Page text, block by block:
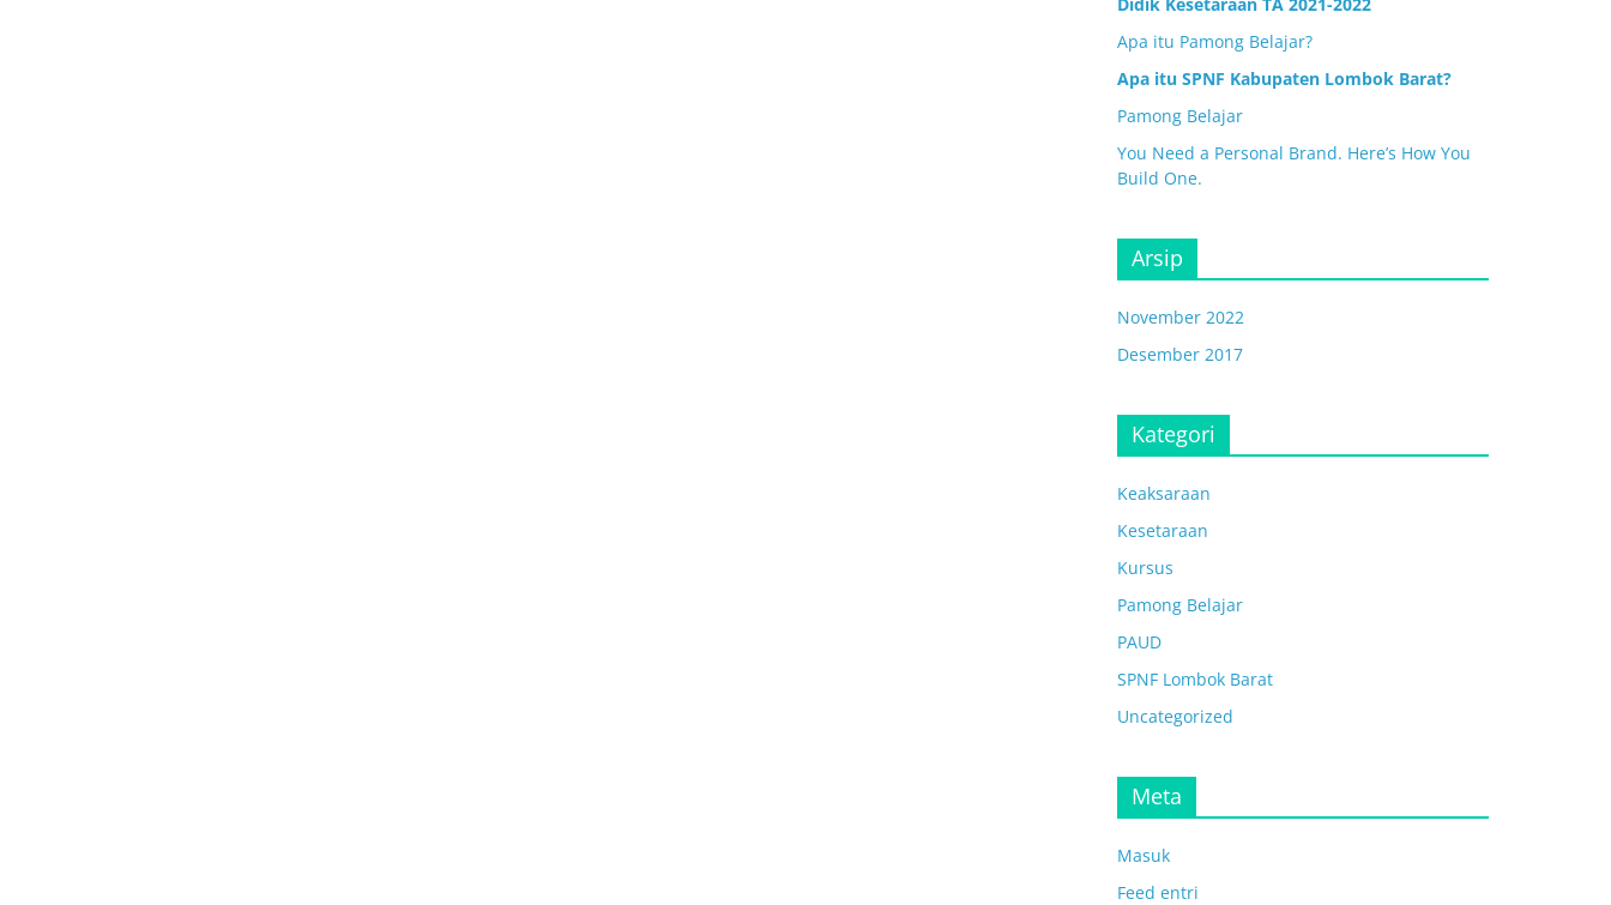
Apa itu Pamong Belajar?
Apa itu SPNF Kabupaten Lombok Barat?
Pamong Belajar
You Need a Personal Brand. Here’s How You
Build One.
Arsip
November 2022
Desember 2017
Kategori
Keaksaraan
Kesetaraan
Kursus
Pamong Belajar
PAUD
SPNF Lombok Barat
Uncategorized
Meta
Masuk
Feed entri